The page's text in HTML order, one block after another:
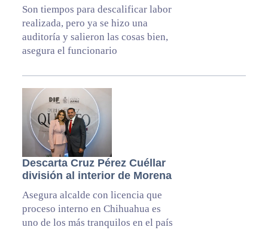
Son tiempos para descalificar labor
realizada, pero ya se hizo una
auditoría y salieron las cosas bien,
asegura el funcionario
Descarta Cruz Pérez Cuéllar
división al interior de Morena
Asegura alcalde con licencia que
proceso interno en Chihuahua es
uno de los más tranquilos en el país